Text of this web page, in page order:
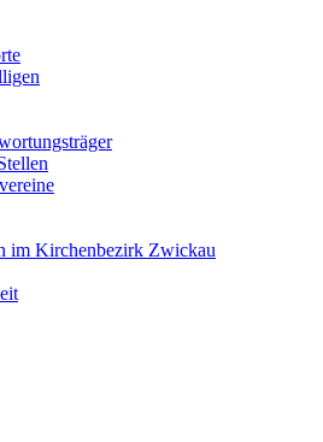
im Kirchenbezirk Zwickau